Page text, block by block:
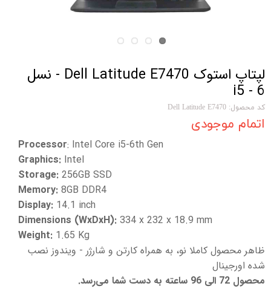
لپتاپ استوک Dell Latitude E7470 - نسل
6 - i5
کد محصول: Dell Latitude E7470
اتمام موجودی
Processor: Intel Core i5-6th Gen
Graphics: Intel
Storage: 256GB SSD
Memory: 8GB DDR4
Display: 14.1 inch
Dimensions (WxDxH): 334 x 232 x 18.9 mm
Weight: 1.65 Kg
ظاهر محصول کاملا نو، به همراه کارتن و شارژر - ویندوز نصب
شده اورجینال
محصول 72 الی 96 ساعته به دست شما می‌رسد.